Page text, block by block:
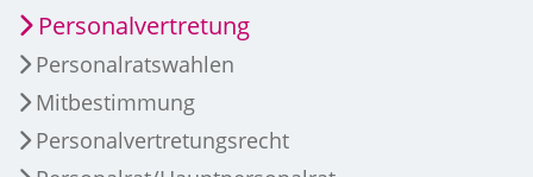
Personalvertretung
Personalratswahlen
Mitbestimmung
Personalvertretungsrecht